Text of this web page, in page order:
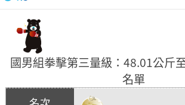
國男組拳擊第三量級：48.01公斤
名單